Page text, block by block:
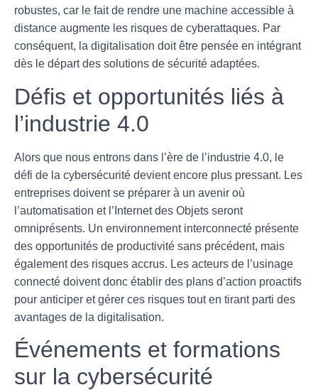
robustes, car le fait de rendre une machine accessible à
distance augmente les risques de cyberattaques. Par
conséquent, la digitalisation doit être pensée en intégrant
dès le départ des solutions de sécurité adaptées.
Défis et opportunités liés à
l’industrie 4.0
Alors que nous entrons dans l’ère de l’industrie 4.0, le
défi de la cybersécurité devient encore plus pressant. Les
entreprises doivent se préparer à un avenir où
l’automatisation et l’Internet des Objets seront
omniprésents. Un environnement interconnecté présente
des opportunités de productivité sans précédent, mais
également des risques accrus. Les acteurs de l’usinage
connecté doivent donc établir des plans d’action proactifs
pour anticiper et gérer ces risques tout en tirant parti des
avantages de la digitalisation.
Événements et formations
sur la cybersécurité